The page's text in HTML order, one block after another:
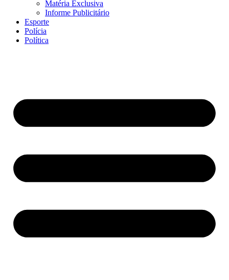
Matéria Exclusiva
Informe Publicitário
Esporte
Polícia
Política